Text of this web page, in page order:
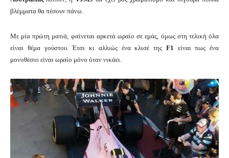
βλέμματα θα πέσουν πάνω.
Με μία πρώτη ματιά, φαίνεται αρκετά ωραίο σε εμάς, όμως στη τελική όλα
είναι θέμα γούστου. Έτσι κι αλλιώς ένα κλισέ της F1
είναι πως ένα
μονοθέσιο είναι ωραίο μόνο όταν νικάει.